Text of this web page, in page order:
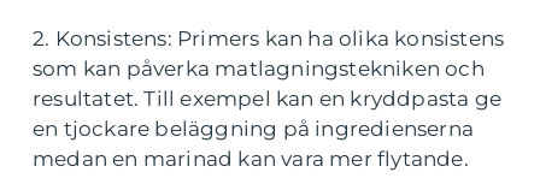
2. Konsistens: Primers kan ha olika konsistens
som kan påverka matlagningstekniken och
resultatet. Till exempel kan en kryddpasta ge
en tjockare beläggning på ingredienserna
medan en marinad kan vara mer flytande.